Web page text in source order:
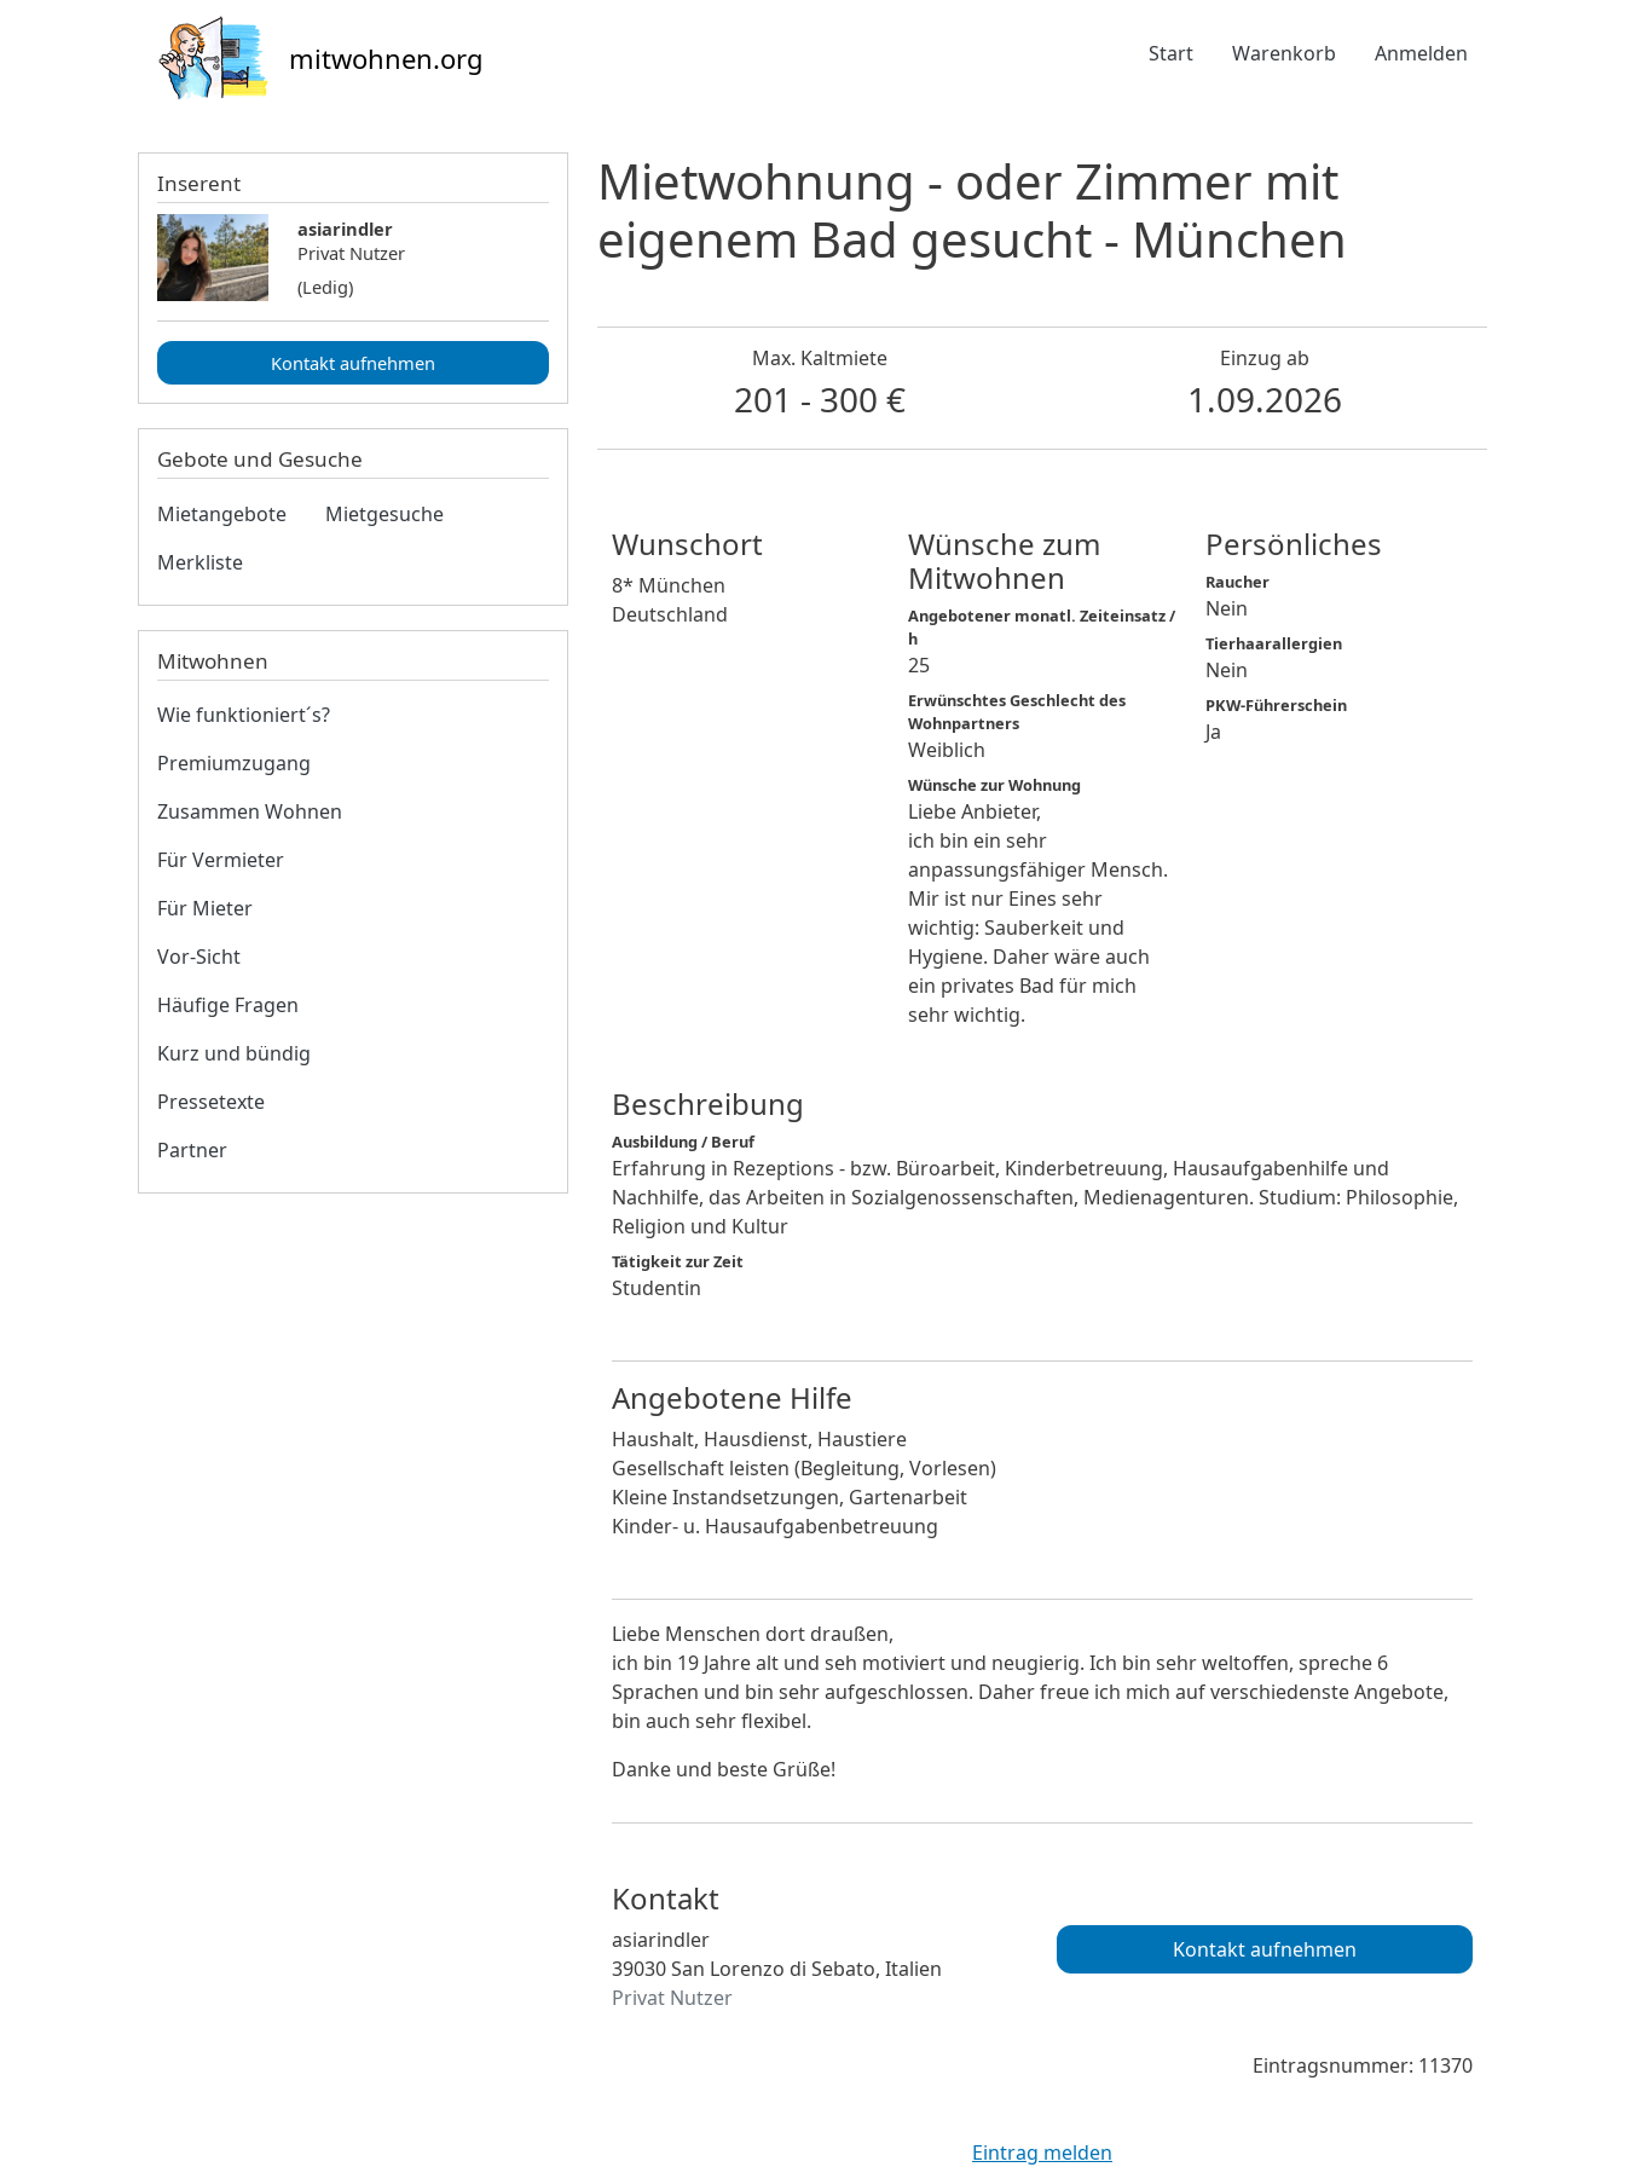
mitwohnen.org Benutzermenü
Start Warenkorb Anmelden
Mietwohnung - oder Zimmer mit
eigenem Bad gesucht - München
Max. Kaltmiete
201 - 300 €
Einzug ab
1.09.2026
Wunschort
8* München
Deutschland
Wünsche zum
Mitwohnen
Angebotener monatl. Zeiteinsatz /
h
25
Erwünschtes Geschlecht des
Wohnpartners
Weiblich
Wünsche zur Wohnung
Liebe Anbieter,
ich bin ein sehr
anpassungsfähiger Mensch.
Mir ist nur Eines sehr
wichtig: Sauberkeit und
Hygiene. Daher wäre auch
ein privates Bad für mich
sehr wichtig.
Persönliches
Raucher
Nein
Tierhaarallergien
Nein
PKW-Führerschein
Ja
Beschreibung
Ausbildung / Beruf
Erfahrung in Rezeptions - bzw. Büroarbeit, Kinderbetreuung, Hausaufgabenhilfe und
Nachhilfe, das Arbeiten in Sozialgenossenschaften, Medienagenturen. Studium: Philosophie,
Religion und Kultur
Tätigkeit zur Zeit
Studentin
Angebotene Hilfe
Haushalt, Hausdienst, Haustiere
Gesellschaft leisten (Begleitung, Vorlesen)
Kleine Instandsetzungen, Gartenarbeit
Kinder- u. Hausaufgabenbetreuung
Liebe Menschen dort draußen,
ich bin 19 Jahre alt und seh motiviert und neugierig. Ich bin sehr weltoffen, spreche 6
Sprachen und bin sehr aufgeschlossen. Daher freue ich mich auf verschiedenste Angebote,
bin auch sehr flexibel.
Danke und beste Grüße!
Kontakt
asiarindler
39030 San Lorenzo di Sebato, Italien
Privat Nutzer
Kontakt aufnehmen
Eintragsnummer: 11370
Eintrag melden
Inserent
asiarindler
Privat Nutzer
(Ledig)
Kontakt aufnehmen
Gebote und Gesuche
Mietangebote
Mietgesuche
Merkliste
Mitwohnen
Wie funktioniert´s?
Premiumzugang
Zusammen Wohnen
Für Vermieter
Für Mieter
Vor-Sicht
Häufige Fragen
Kurz und bündig
Pressetexte
Partner